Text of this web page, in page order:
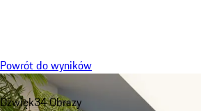
Powrót do wyników
Dźwięk34 Obrazy